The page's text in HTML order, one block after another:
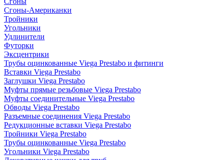
Сгоны-Американки
Тройники
Угольники
Удлинители
Футорки
Эксцентрики
Трубы оцинкованные Viega Prestabo и фитинги
Вставки Viega Prestabo
Заглушки Viega Prestabo
Муфты прямые резьбовые Viega Prestabo
Муфты соединительные Viega Prestabo
Обводы Viega Prestabo
Разъемные соединения Viega Prestabo
Редукционные вставки Viega Prestabo
Тройники Viega Prestabo
Трубы оцинкованные Viega Prestabo
Угольники Viega Prestabo